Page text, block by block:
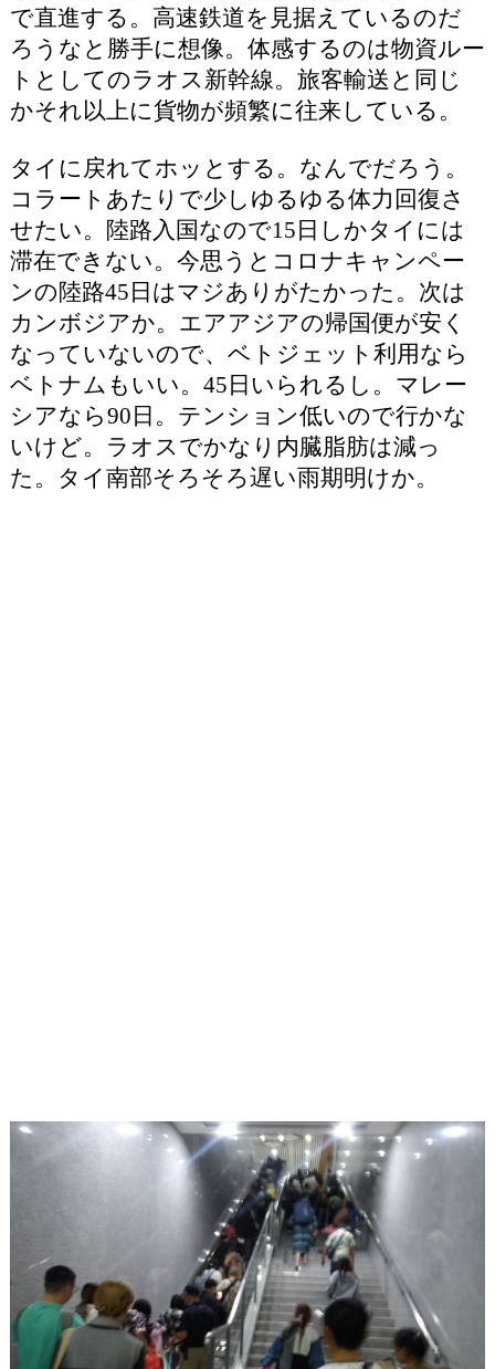
で直進する。高速鉄道を見据えているのだ
ろうなと勝手に想像。体感するのは物資ルー
トとしてのラオス新幹線。旅客輸送と同じ
かそれ以上に貨物が頻繁に往来している。
タイに戻れてホッとする。なんでだろう。
コラートあたりで少しゆるゆる体力回復さ
せたい。陸路入国なので15日しかタイには
滞在できない。今思うとコロナキャンペー
ンの陸路45日はマジありがたかった。次は
カンボジアか。エアアジアの帰国便が安く
なっていないので、ベトジェット利用なら
ベトナムもいい。45日いられるし。マレー
シアなら90日。テンション低いので行かな
いけど。ラオスでかなり内臓脂肪は減っ
た。タイ南部そろそろ遅い雨期明けか。